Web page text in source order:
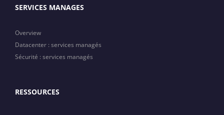
SERVICES MANAGES
Overview
Datacenter : services managés
Sécurité : services managés
RESSOURCES